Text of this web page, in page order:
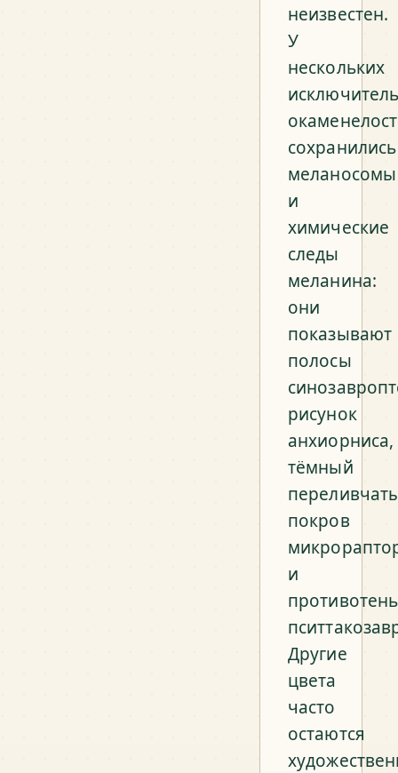
неизвестен.
У
нескольких
сохранились
меланосомы
и
химические
следы
меланина:
они
показывают
полосы
рисунок
анхиорниса,
тёмный
покров
и
противотень
Другие
цвета
часто
остаются